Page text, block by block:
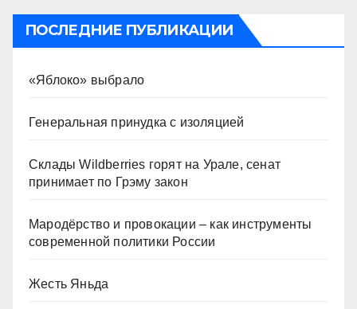
ПОСЛЕДНИЕ ПУБЛИКАЦИИ
«Яблоко» выбрало
Генеральная принудка с изоляцией
Склады Wildberries горят на Урале, сенат
принимает по Грэму закон
Мародёрство и провокации – как инструменты
современной политики России
Жесть Яньда